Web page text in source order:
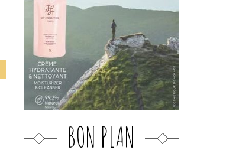
BON PLAN